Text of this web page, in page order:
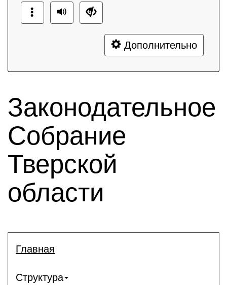
Дополнительно
Законодательное
Собрание
Тверской
области
Главная
Структура